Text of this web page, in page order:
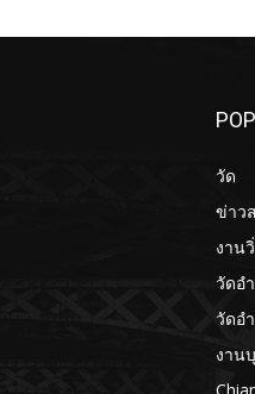
วัด
ข่าว
งาน
วัดอ
วัดอ
งาน